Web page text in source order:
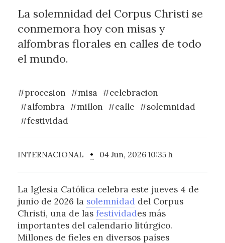
La solemnidad del Corpus Christi se
conmemora hoy con misas y
alfombras florales en calles de todo
el mundo.
#procesion #misa #celebracion
#alfombra #millon #calle #solemnidad
#festividad
INTERNACIONAL • 04 Jun, 2026 10:35 h
La Iglesia Católica celebra este jueves 4 de
junio de 2026 la solemnidad del Corpus
Christi, una de las festividades más
importantes del calendario litúrgico.
Millones de fieles en diversos países